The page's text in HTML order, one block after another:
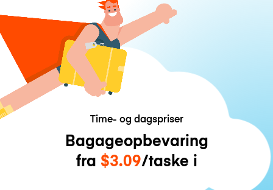
Time- og dagspriser
Bagageopbevaring
fra $3.09/taske i